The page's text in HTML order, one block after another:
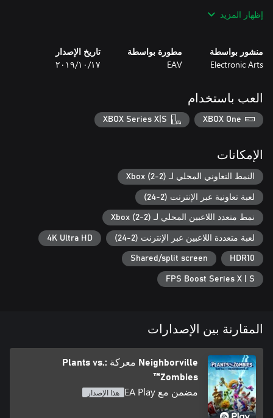
في كل وضع. تواصل مع ما يصل إلى ثلاثة لاعبين وقاتلوا عبر مناطق
تطبق الشروط والقيود. راجع www.ea.com/legal لمزيد من التفاصيل.
إظهار المزيد
منشور بواسطة
Electronic Arts
مطورة بواسطة
EAV
تاريخ الإصدار
١٧‏/١٠‏/٢٠١٩
العب باستخدام
XBOX One
XBOX Series X|S
الإمكانات
النمط التعاوني المحلي لـ Xbox (2-2)
لعبة تعاونية عبر الإنترنت (2-24)
نمط متعدد اللاعبين المحلي لـ Xbox (2-2)
لعبة متعددة اللاعبين عبر الإنترنت (2-24) 4K Ultra HD
HDR10
Shared/split screen
FPS Boost Series X | S
المقارنة بين الإصدارات
Neighborville معركة :Plants vs.
Zombies™
مضمن مع EA Play هذا الإصدار